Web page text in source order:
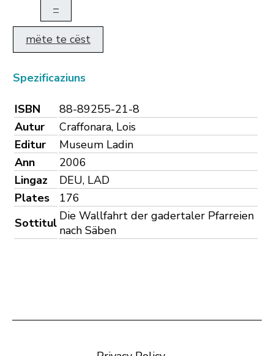
–
mëte te cëst
Spezificaziuns
ISBN
88-89255-21-8
Autur
Craffonara, Lois
Editur
Museum Ladin
Ann
2006
Lingaz
DEU, LAD
Plates
176
Sottitul Die Wallfahrt der gadertaler Pfarreien
nach Säben